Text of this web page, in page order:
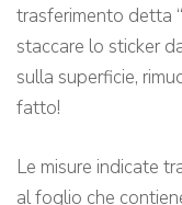
trasferimento detta
staccare lo sticker
sulla superficie,
fatto!
Le misure indicate
al foglio che